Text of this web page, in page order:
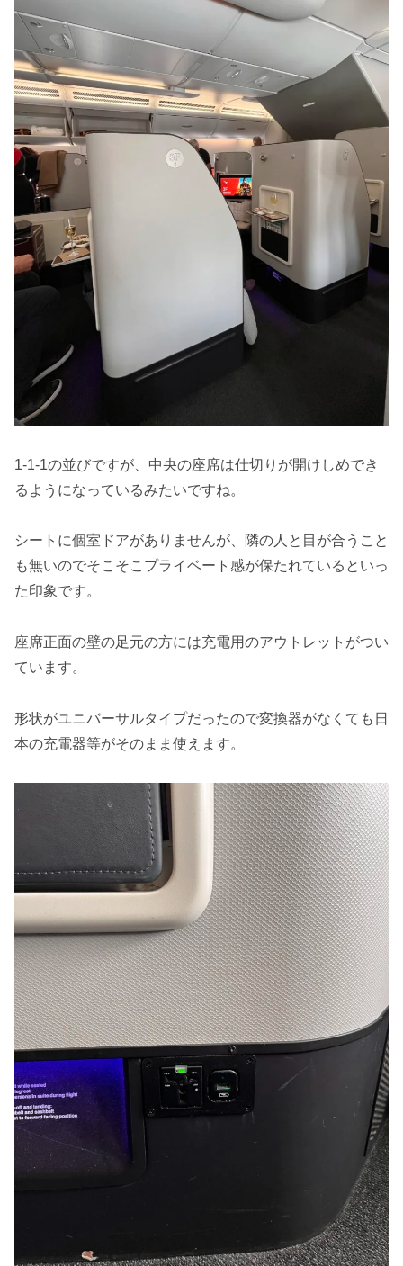
1-1-1の並びですが、中央の座席は仕切りが開けしめでき
るようになっているみたいですね。
シートに個室ドアがありませんが、隣の人と目が合うこと
も無いのでそこそこプライベート感が保たれているといっ
た印象です。
座席正面の壁の足元の方には充電用のアウトレットがつい
ています。
形状がユニバーサルタイプだったので変換器がなくても日
本の充電器等がそのまま使えます。